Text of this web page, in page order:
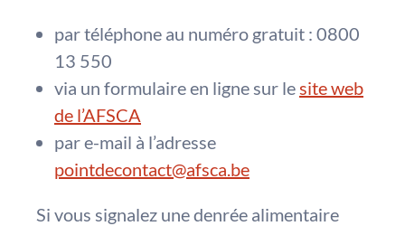
par téléphone au numéro gratuit : 0800
13 550
via un formulaire en ligne sur lesite web
de l’AFSCA
par e-mail à l’adresse
pointdecontact@afsca.be
Si vous signalez une denrée alimentaire